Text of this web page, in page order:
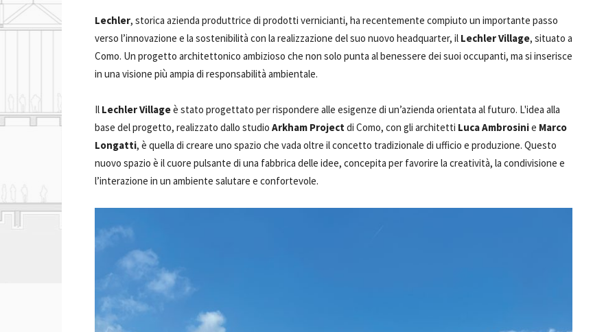
Lechler, storica azienda produttrice di prodotti vernicianti, ha recentemente compiuto un importante passo
verso l’innovazione e la sostenibilità con la realizzazione del suo nuovo headquarter, il Lechler Village, situato a
Como. Un progetto architettonico ambizioso che non solo punta al benessere dei suoi occupanti, ma si inserisce
in una visione più ampia di responsabilità ambientale.
Il Lechler Villageè stato progettato per rispondere alle esigenze di un’azienda orientata al futuro. L'idea alla
base del progetto, realizzato dallo studio Arkham Projectdi Como, con gli architetti Luca Ambrosinie Marco
Longatti, è quella di creare uno spazio che vada oltre il concetto tradizionale di ufficio e produzione. Questo
nuovo spazio è il cuore pulsante di una fabbrica delle idee, concepita per favorire la creatività, la condivisione e
l’interazione in un ambiente salutare e confortevole.